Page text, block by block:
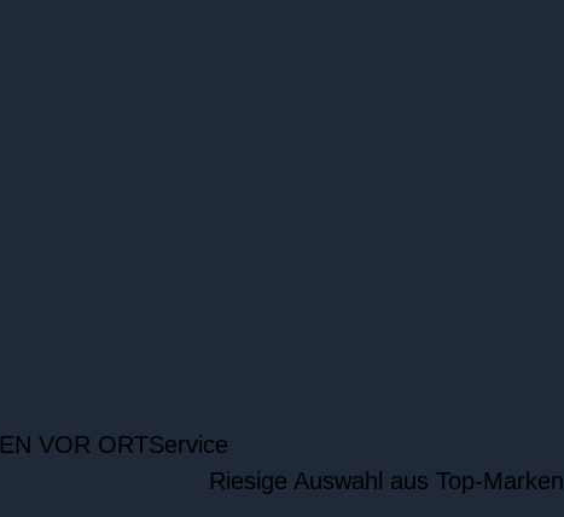
VOR ORTService
Riesige Auswahl aus Top-Marken